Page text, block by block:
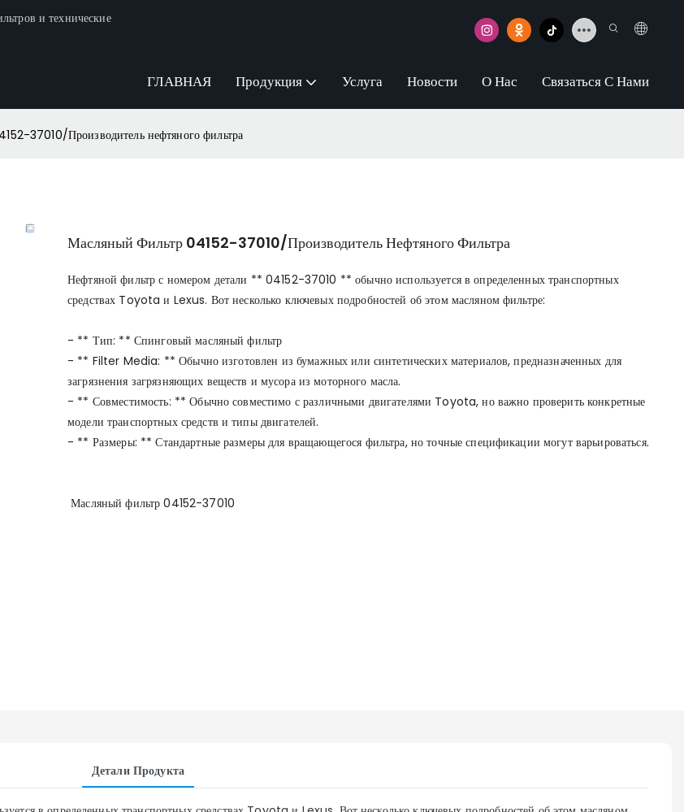
и технические
ГЛАВНАЯ Продукция Услуга Новости О Нас Связаться С Нами
37010/Производитель нефтяного фильтра
Масляный Фильтр 04152-37010/Производитель Нефтяного Фильтра
Нефтяной фильтр с номером детали ** 04152-37010 ** обычно используется в определенных транспортных
средствах Toyota и Lexus. Вот несколько ключевых подробностей об этом масляном фильтре:
- ** Тип: ** Спинговый масляный фильтр
- ** Filter Media: ** Обычно изготовлен из бумажных или синтетических материалов, предназначенных для
загрязнения загрязняющих веществ и мусора из моторного масла.
- ** Совместимость: ** Обычно совместимо с различными двигателями Toyota, но важно проверить конкретные
модели транспортных средств и типы двигателей.
- ** Размеры: ** Стандартные размеры для вращающегося фильтра, но точные спецификации могут варьироваться.
Масляный фильтр 04152-37010
Детали Продукта